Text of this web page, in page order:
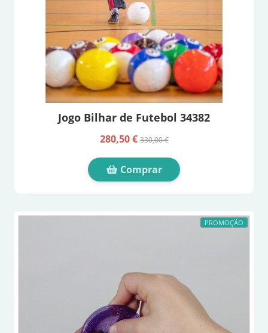
Jogo Bilhar de Futebol 34382
280,50 €330,00 €
Comprar
PROMOÇÃO